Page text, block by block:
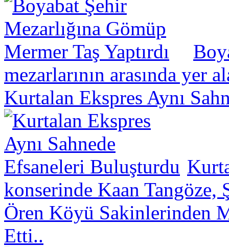
mezarlarının arasında yer
Kurtalan Ekspres Aynı
konserinde Kaan Tangöze,
Ören Köyü Sakinlerinden
Etti..